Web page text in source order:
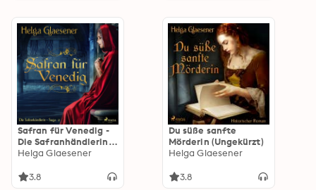
Safran für Venedig -
Die Safranhändlerin-
Saga 2 (Ungekürzt)
Helga Glaesener
3.8
Du süße sanfte
Mörderin (Ungekürzt)
Helga Glaesener
3.8